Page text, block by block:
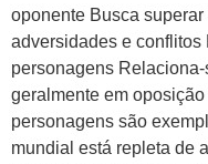
oponente Busca
adversidades e
personagens
geralmente em
personagens são
mundial está repleta de